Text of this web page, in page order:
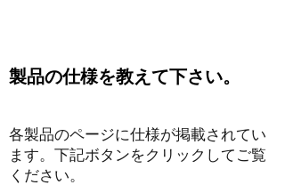
製品の仕様を教えて下さい。
各製品のページに仕様が掲載されてい
ます。下記ボタンをクリックしてご覧
ください。